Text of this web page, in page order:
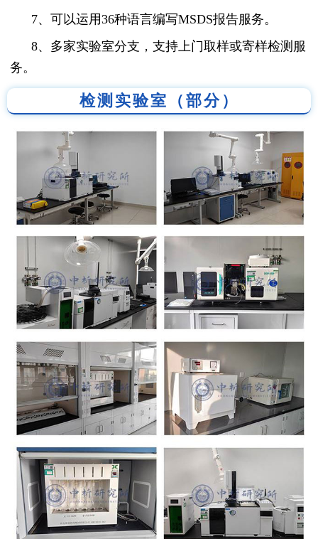
7、可以运用36种语言编写MSDS报告服务。
8、多家实验室分支，支持上门取样或寄样检测服
务。
检测实验室（部分）